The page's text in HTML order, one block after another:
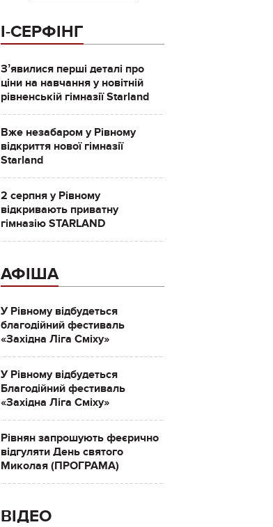
І-СЕРФІНГ
Зʼявилися перші деталі про
ціни на навчання у новітній
рівненській гімназії Starland
Вже незабаром у Рівному
відкриття нової гімназії
Starland
2 серпня у Рівному
відкривають приватну
гімназію STARLAND
АФІША
У Рівному відбудеться
благодійний фестиваль
«Західна Ліга Сміху»
У Рівному відбудеться
Благодійний фестиваль
«Західна Ліга Сміху»
Рівнян запрошують феєрично
відгуляти День святого
Миколая (ПРОГРАМА)
ВІДЕО